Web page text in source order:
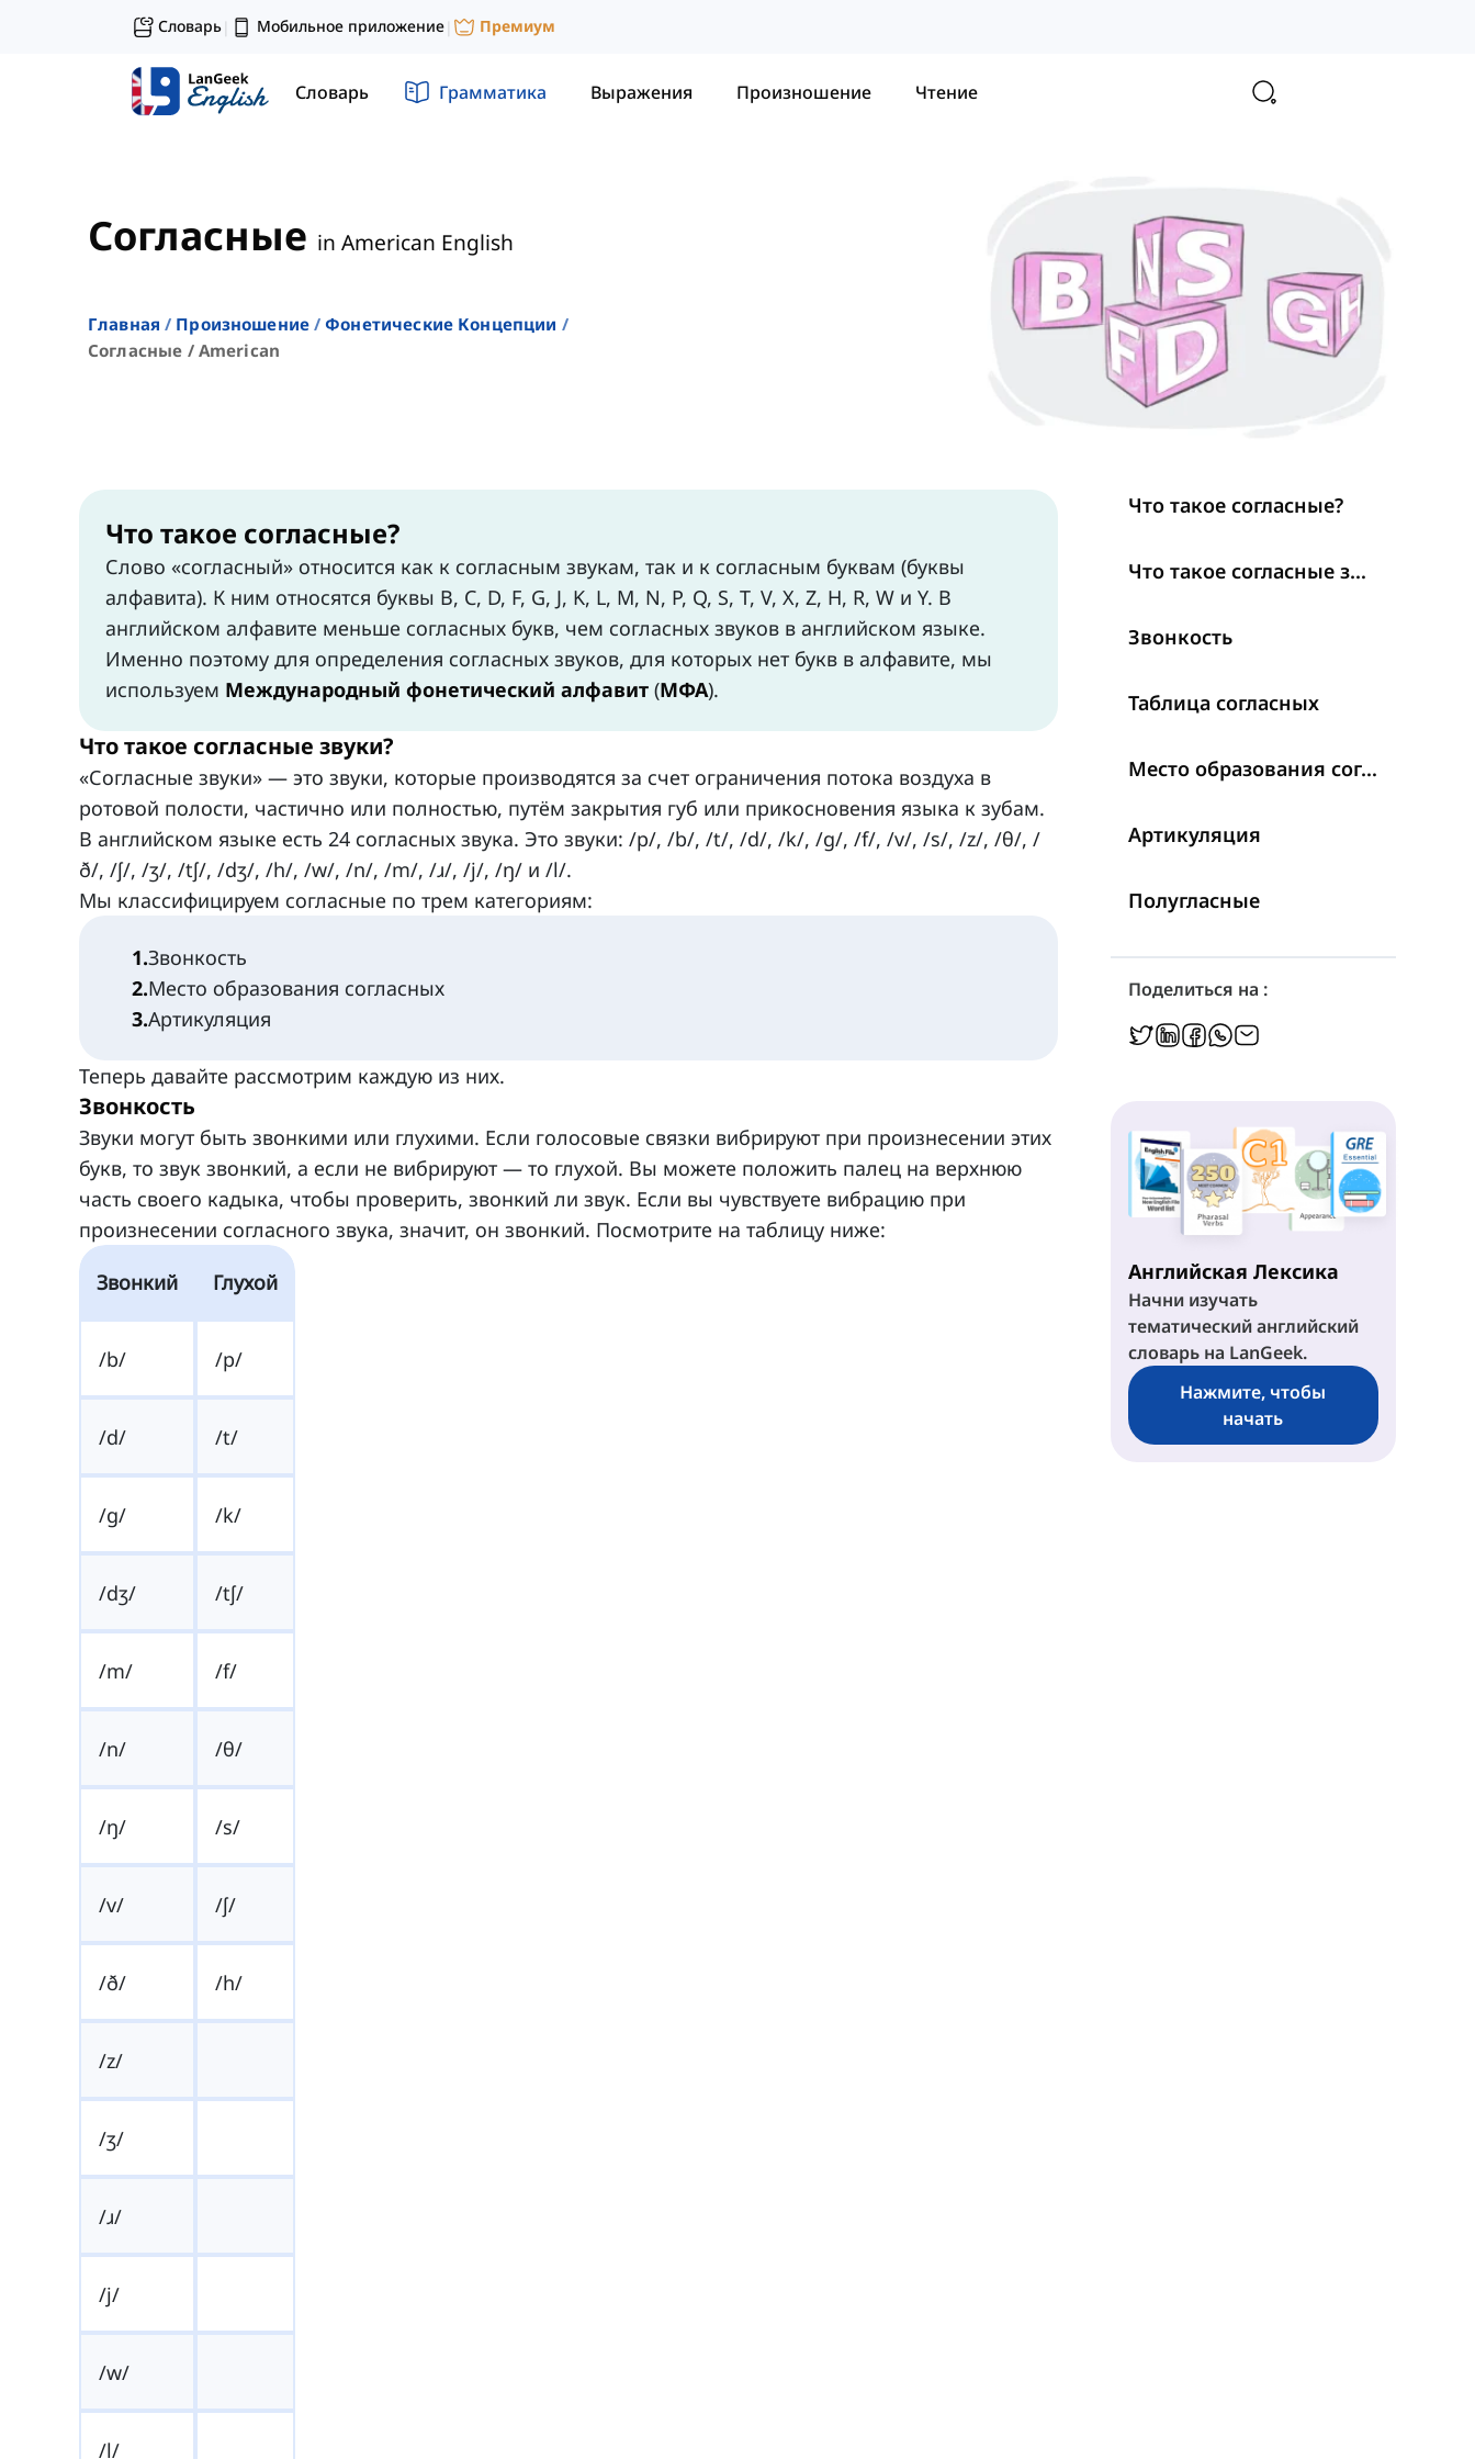
Словарь| Мобильное приложение| Премиум
Словарь Грамматика Выражения Произношение Чтение
Согласные in American English
Главная Произношение
Фонетические Концепции
Согласные / American
Что такое согласные?
Слово «согласный» относится как к согласным звукам, так и к согласным буквам (буквы
алфавита). К ним относятся буквы B, C, D, F, G, J, K, L, M, N, P, Q, S, T, V, X, Z, H, R, W и Y. В
английском алфавите меньше согласных букв, чем согласных звуков в английском языке.
Именно поэтому для определения согласных звуков, для которых нет букв в алфавите, мы
используем Международный фонетический алфавит (МФА).
Что такое согласные звуки?
«Согласные звуки» — это звуки, которые производятся за счет ограничения потока воздуха в
ротовой полости, частично или полностью, путём закрытия губ или прикосновения языка к зубам.
В английском языке есть 24 согласных звука. Это звуки: /p/, /b/, /t/, /d/, /k/, /g/, /f/, /v/, /s/, /z/, /θ/, /
ð/, /ʃ/, /ʒ/, /tʃ/, /dʒ/, /h/, /w/, /n/, /m/, /ɹ/, /j/, /ŋ/ и /l/.
Мы классифицируем согласные по трем категориям:
1.Звонкость
2.Место образования согласных
3.Артикуляция
Теперь давайте рассмотрим каждую из них.
Звонкость
Звуки могут быть звонкими или глухими. Если голосовые связки вибрируют при произнесении этих
букв, то звук звонкий, а если не вибрируют — то глухой. Вы можете положить палец на верхнюю
часть своего кадыка, чтобы проверить, звонкий ли звук. Если вы чувствуете вибрацию при
произнесении согласного звука, значит, он звонкий. Посмотрите на таблицу ниже:
Звонкий
Глухой
/b/ /p/
/d/ /t/
/g/ /k/
/dʒ/ /tʃ/
/m/ /f/
/n/ /θ/
/ŋ/ /s/
/v/ /ʃ/
/ð/ /h/
/z/
/ʒ/
/ɹ/
/j/
/w/
/l/
Что такое согласные?
Что такое согласные звуки?
Звонкость
Таблица согласных
Место образования согласных
Артикуляция
Полугласные
Поделиться на :
Английская Лексика
Начни изучать
тематический английский
словарь на LanGeek.
Нажмите, чтобы
начать